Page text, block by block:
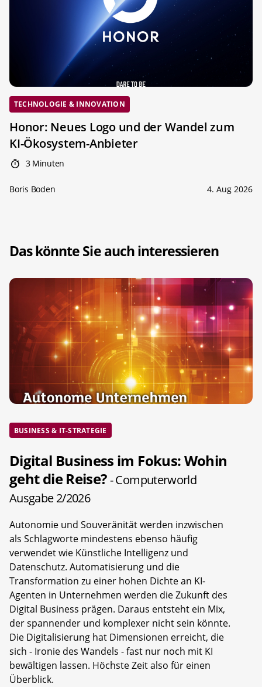
TECHNOLOGIE & INNOVATION
Honor: Neues Logo und der Wandel zum
KI-Ökosystem-Anbieter
3 Minuten
Boris Boden 4. Aug 2026
Das könnte Sie auch interessieren
BUSINESS & IT-STRATEGIE
Digital Business im Fokus: Wohin
geht die Reise?- Computerworld
Ausgabe 2/2026
Autonomie und Souveränität werden inzwischen
als Schlagworte mindestens ebenso häufig
verwendet wie Künstliche Intelligenz und
Datenschutz. Automatisierung und die
Transformation zu einer hohen Dichte an KI-
Agenten in Unternehmen werden die Zukunft des
Digital Business prägen. Daraus entsteht ein Mix,
der spannender und komplexer nicht sein könnte.
Die Digitalisierung hat Dimensionen erreicht, die
sich - Ironie des Wandels - fast nur noch mit KI
bewältigen lassen. Höchste Zeit also für einen
Überblick.